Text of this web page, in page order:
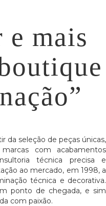
e mais
da seleção de peças únicas,
com acabamentos
técnica precisa e
ao mercado, em 1998, a
técnica e decorativa.
ponto de chegada, e sim
com paixão.